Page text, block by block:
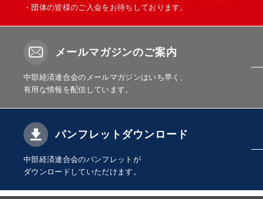
・団体の皆様のご入会をお待ちしております。
メールマガジンのご案内
中部経済連合会のメールマガジンはいち早く、
有用な情報を配信しています。
パンフレットダウンロード
中部経済連合会のパンフレットが
ダウンロードしていただけます。